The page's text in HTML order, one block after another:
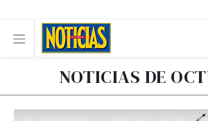
NOTICIAS DE